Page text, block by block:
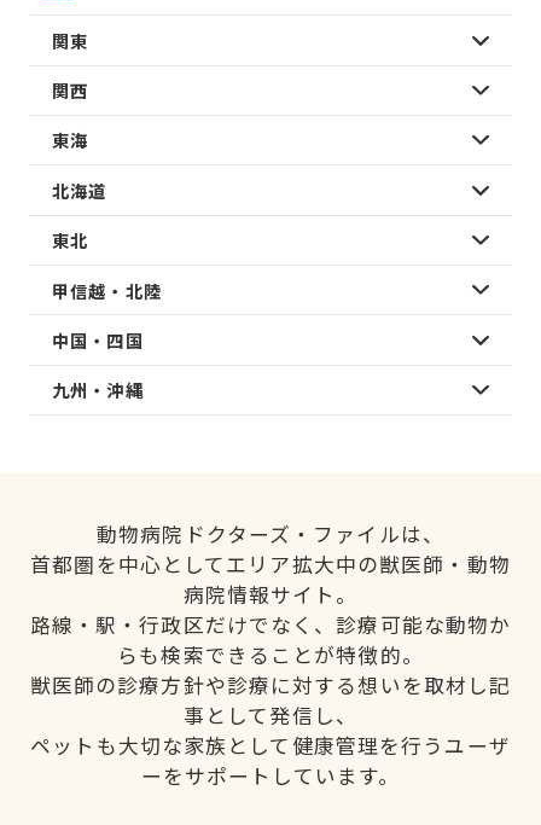
関東
関西
東海
北海道
東北
甲信越・北陸
中国・四国
九州・沖縄
動物病院ドクターズ・ファイルは、
首都圏を中心としてエリア拡大中の獣医師・動物
病院情報サイト。
路線・駅・行政区だけでなく、診療可能な動物か
らも検索できることが特徴的。
獣医師の診療方針や診療に対する想いを取材し記
事として発信し、
ペットも大切な家族として健康管理を行うユーザ
ーをサポートしています。